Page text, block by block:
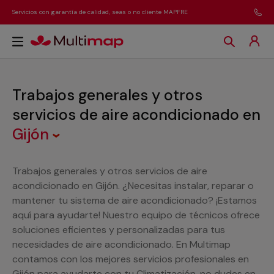
Servicios con garantía de calidad, seas o no cliente MAPFRE
Trabajos generales y otros
servicios de aire acondicionado en
Gijón
Trabajos generales y otros servicios de aire
acondicionado en Gijón. ¿Necesitas instalar, reparar o
mantener tu sistema de aire acondicionado? ¡Estamos
aquí para ayudarte! Nuestro equipo de técnicos ofrece
soluciones eficientes y personalizadas para tus
necesidades de aire acondicionado. En Multimap
contamos con los mejores servicios profesionales en